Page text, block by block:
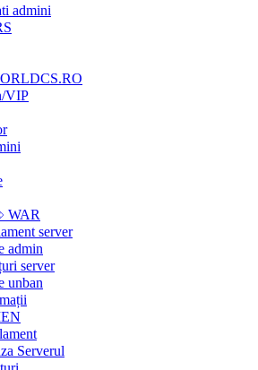
admini
VIP
WAR
server
admin
server
unban
Serverul